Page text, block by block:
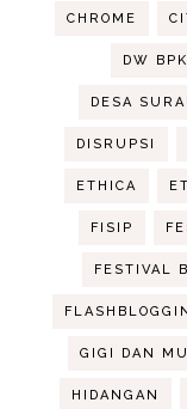
CHROME
DW
DESA
DISRUPSI
ETHICA
FISIP
FESTIVAL
GIGI DAN
HIDANGAN